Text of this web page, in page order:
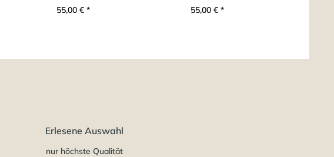
55,00 € * 55,00 € *
Erlesene Auswahl
nur höchste Qualität